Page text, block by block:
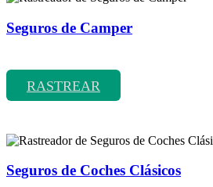
Seguros de Camper
RASTREAR
Seguros de Coches Clásicos